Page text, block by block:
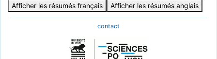
Afficher les résumés français Afficher les résumés anglais
contact